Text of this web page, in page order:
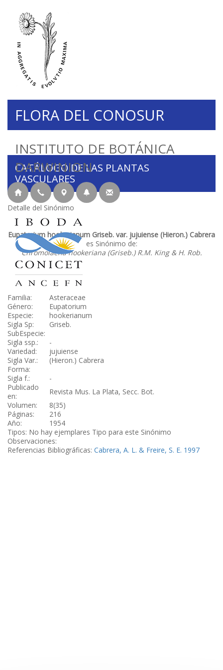
INSTITUTO DE BOTÁNICA
DARWINION
FLORA DEL CONOSUR
CATÁLOGO DE LAS PLANTAS
VASCULARES
Detalle del Sinónimo
Eupatorium hookerianum Griseb. var. jujuiense (Hieron.) Cabrera
es Sinónimo de:
Chromolaena hookeriana (Griseb.) R.M. King & H. Rob.
Familia:
Asteraceae
Género:
Eupatorium
Especie:
hookerianum
Sigla Sp:
Griseb.
SubEspecie:
Sigla ssp.:
-
Variedad:
jujuiense
Sigla Var.:
(Hieron.) Cabrera
Forma:
Sigla f.:
-
Publicado
en:
Revista Mus. La Plata, Secc. Bot.
Volumen:
8(35)
Páginas:
216
Año:
1954
Tipos: No hay ejemplares Tipo para este Sinónimo
Observaciones:
Referencias Bibliográficas: Cabrera, A. L. & Freire, S. E. 1997